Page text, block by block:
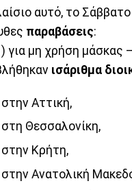
αυτό, το
παραβάσεις:
) για μη χρήση μάσκας
ισάριθμα
Αττική,
Θεσσαλονίκη,
Κρήτη,
Ανατολική